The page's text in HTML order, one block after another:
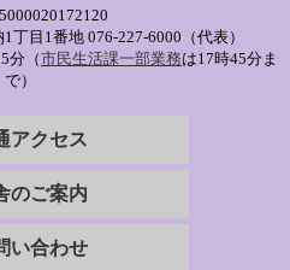
1丁目1番地 076-227-6000（代表）
分（市民生活課一部業務は17時45分ま
で）
アクセス
のご案内
い合わせ